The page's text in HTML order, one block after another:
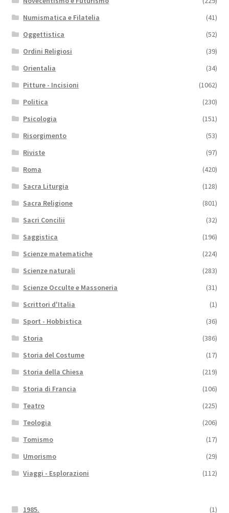
Numismatica e Filatelia
(41)
Oggettistica
(52)
Ordini Religiosi
(39)
Orientalia
(34)
Pitture - Incisioni
(1062)
Politica
(230)
Psicologia
(151)
Risorgimento
(53)
Riviste
(97)
Roma
(420)
Sacra Liturgia
(128)
Sacra Religione
(801)
Sacri Concilii
(32)
Saggistica
(196)
Scienze matematiche
(224)
Scienze naturali
(283)
Scienze Occulte e Massoneria
(31)
Scrittori d'Italia
(1)
Sport - Hobbistica
(36)
Storia
(386)
Storia del Costume
(17)
Storia della Chiesa
(219)
Storia di Francia
(106)
Teatro
(225)
Teologia
(206)
Tomismo
(17)
Umorismo
(29)
Viaggi - Esplorazioni
(112)
1985. (1)